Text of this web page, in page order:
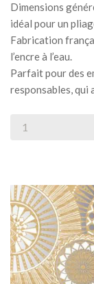
Dimensions
idéal pour un
Fabrication
l’encre à l’eau.
Parfait pour des
responsables, qui